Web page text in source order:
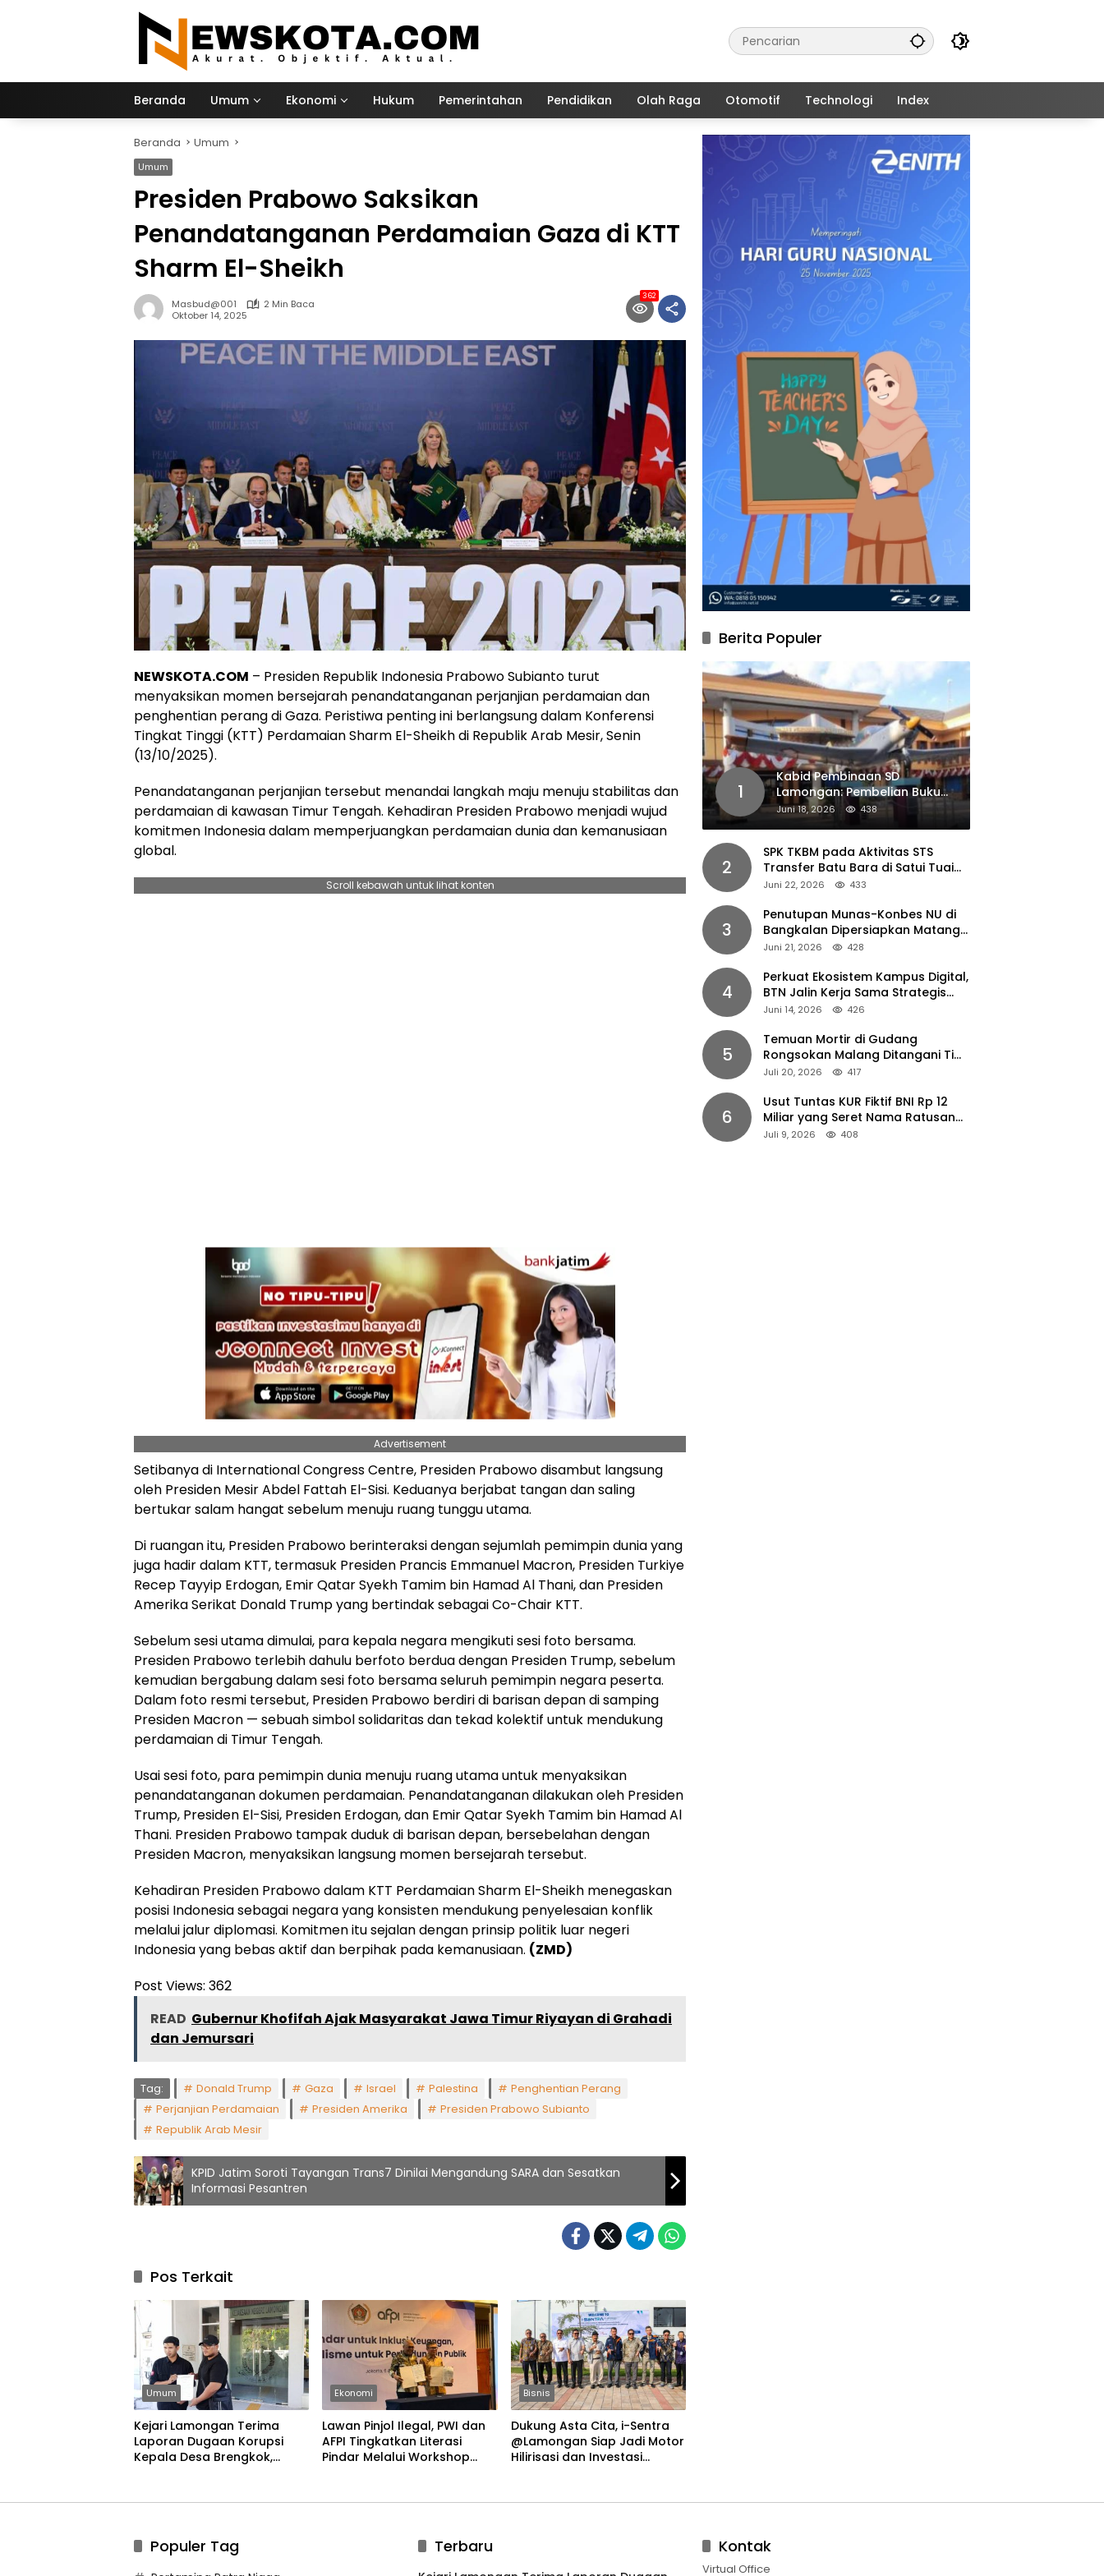
Beranda Umum Ekonomi Hukum Pemerintahan Pendidikan Olah Raga Otomotif Technologi Index
Beranda Umum
Umum
Presiden Prabowo Saksikan
Penandatanganan Perdamaian Gaza di KTT
Sharm El-Sheikh
Masbud@001
2 Min Baca
Oktober 14, 2025
362
NEWSKOTA.COM – Presiden Republik Indonesia Prabowo Subianto turut
menyaksikan momen bersejarah penandatanganan perjanjian perdamaian dan
penghentian perang di Gaza. Peristiwa penting ini berlangsung dalam Konferensi
Tingkat Tinggi (KTT) Perdamaian Sharm El-Sheikh di Republik Arab Mesir, Senin
(13/10/2025).
Penandatanganan perjanjian tersebut menandai langkah maju menuju stabilitas dan
perdamaian di kawasan Timur Tengah. Kehadiran Presiden Prabowo menjadi wujud
komitmen Indonesia dalam memperjuangkan perdamaian dunia dan kemanusiaan
global.
Scroll kebawah untuk lihat konten
Advertisement
Setibanya di International Congress Centre, Presiden Prabowo disambut langsung
oleh Presiden Mesir Abdel Fattah El-Sisi. Keduanya berjabat tangan dan saling
bertukar salam hangat sebelum menuju ruang tunggu utama.
Di ruangan itu, Presiden Prabowo berinteraksi dengan sejumlah pemimpin dunia yang
juga hadir dalam KTT, termasuk Presiden Prancis Emmanuel Macron, Presiden Turkiye
Recep Tayyip Erdogan, Emir Qatar Syekh Tamim bin Hamad Al Thani, dan Presiden
Amerika Serikat Donald Trump yang bertindak sebagai Co-Chair KTT.
Sebelum sesi utama dimulai, para kepala negara mengikuti sesi foto bersama.
Presiden Prabowo terlebih dahulu berfoto berdua dengan Presiden Trump, sebelum
kemudian bergabung dalam sesi foto bersama seluruh pemimpin negara peserta.
Dalam foto resmi tersebut, Presiden Prabowo berdiri di barisan depan di samping
Presiden Macron — sebuah simbol solidaritas dan tekad kolektif untuk mendukung
perdamaian di Timur Tengah.
Usai sesi foto, para pemimpin dunia menuju ruang utama untuk menyaksikan
penandatanganan dokumen perdamaian. Penandatanganan dilakukan oleh Presiden
Trump, Presiden El-Sisi, Presiden Erdogan, dan Emir Qatar Syekh Tamim bin Hamad Al
Thani. Presiden Prabowo tampak duduk di barisan depan, bersebelahan dengan
Presiden Macron, menyaksikan langsung momen bersejarah tersebut.
Kehadiran Presiden Prabowo dalam KTT Perdamaian Sharm El-Sheikh menegaskan
posisi Indonesia sebagai negara yang konsisten mendukung penyelesaian konflik
melalui jalur diplomasi. Komitmen itu sejalan dengan prinsip politik luar negeri
Indonesia yang bebas aktif dan berpihak pada kemanusiaan. (ZMD)
Post Views: 362
READ Gubernur Khofifah Ajak Masyarakat Jawa Timur Riyayan di Grahadi
dan Jemursari
Tag: Donald Trump Gaza Israel Palestina
Penghentian Perang
Perjanjian Perdamaian
Presiden Amerika
Presiden Prabowo Subianto
Republik Arab Mesir
KPID Jatim Soroti Tayangan Trans7 Dinilai Mengandung SARA dan Sesatkan
Informasi Pesantren
Pos Terkait
Umum
Kejari Lamongan Terima
Laporan Dugaan Korupsi
Kepala Desa Brengkok,
Profesional
Ekonomi
Lawan Pinjol Ilegal, PWI dan
AFPI Tingkatkan Literasi
Pindar Melalui Workshop
Bisnis
Dukung Asta Cita, i-Sentra
@Lamongan Siap Jadi Motor
Hilirisasi dan Investasi
Berita Populer
1
Kabid Pembinaan SD
Lamongan: Pembelian Buku
Pendamping Tidak Boleh
Dipaksakan
Juni 18, 2026 438
2
SPK TKBM pada Aktivitas STS
Transfer Batu Bara di Satui Tuai
Sorotan
Juni 22, 2026 433
3
Penutupan Munas-Konbes NU di
Bangkalan Dipersiapkan Matang,
Gus Ipul Turun Tangan
Juni 21, 2026 428
4
Perkuat Ekosistem Kampus Digital,
BTN Jalin Kerja Sama Strategis
dengan UNAIR
Juni 14, 2026 426
5
Temuan Mortir di Gudang
Rongsokan Malang Ditangani Tim
Gegana Polda Jatim
Juli 20, 2026 417
6
Usut Tuntas KUR Fiktif BNI Rp 12
Miliar yang Seret Nama Ratusan
Petani Jember
Juli 9, 2026 408
Populer Tag Terbaru Kontak
Virtual Office